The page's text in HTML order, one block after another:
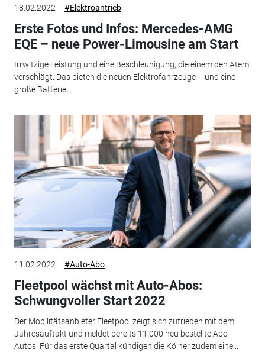
18.02.2022 #Elektroantrieb
Erste Fotos und Infos: Mercedes-AMG
EQE – neue Power-Limousine am Start
Irrwitzige Leistung und eine Beschleunigung, die einem den Atem
verschlägt. Das bieten die neuen Elektrofahrzeuge – und eine
große Batterie.
11.02.2022 #Auto-Abo
Fleetpool wächst mit Auto-Abos:
Schwungvoller Start 2022
Der Mobilitätsanbieter Fleetpool zeigt sich zufrieden mit dem
Jahresauftakt und meldet bereits 11.000 neu bestellte Abo-
Autos. Für das erste Quartal kündigen die Kölner zudem eine...